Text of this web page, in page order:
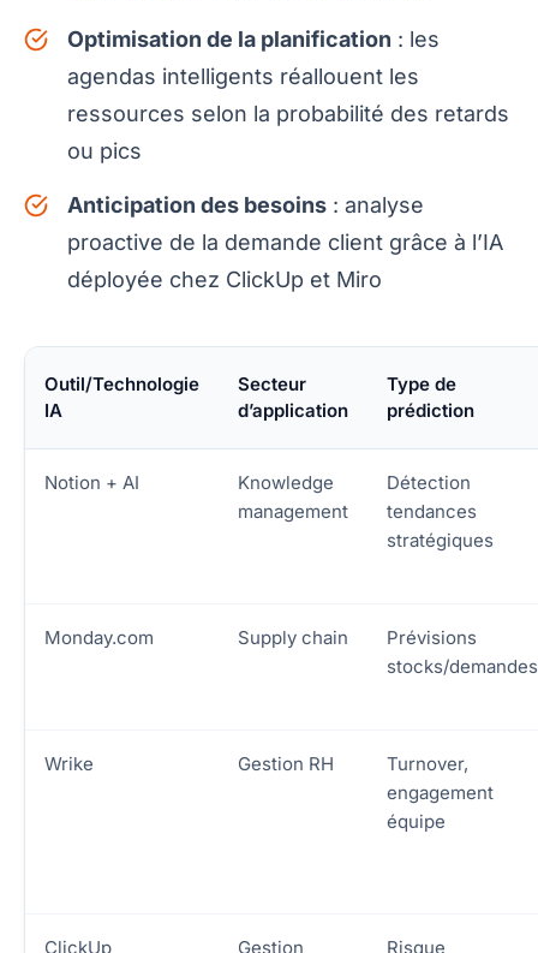
Optimisation de la planification : les
agendas intelligents réallouent les
ressources selon la probabilité des retards
ou pics
Anticipation des besoins : analyse
proactive de la demande client grâce à l’IA
déployée chez ClickUp et Miro
Outil/Technologie
IA
Secteur
d’application
Type de
prédiction
Notion + AI
Knowledge
management
Détection
tendances
stratégiques
Monday.com Supply chain
Prévisions
stocks/demandes
Wrike Gestion RH
Turnover,
engagement
équipe
ClickUp Gestion Risque